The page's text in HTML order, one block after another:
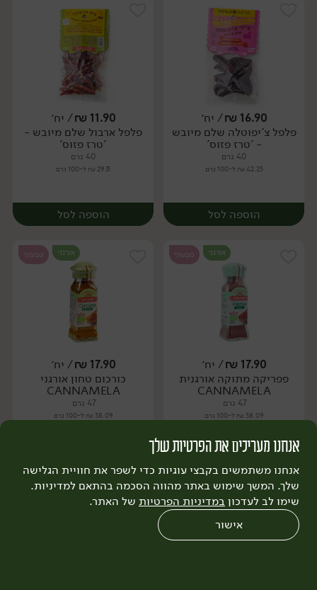
יח׳ יח׳
16.90
₪/ יח׳
פלפל צ'יפוטלה שלם מיובש
- 'טרז פזוס'
40 גרם
42.25 ₪ ל-100 גרם
הוספה לסל
יח׳
11.90
₪/ יח׳
פלפל ארבול שלם מיובש -
'טרז פזוס'
40 גרם
29.75 ₪ ל-100 גרם
הוספה לסל
יח׳
אורגני טבעוני
17.90
₪/ יח׳
פפריקה מתוקה אורגנית
CANNAMELA
47 גרם
38.09 ₪ ל-100 גרם
אורגני טבעוני
17.90
₪/ יח׳
כורכום טחון אורגני
CANNAMELA
47 גרם
38.09 ₪ ל-100 גרם
אורגני טבעוני
אנחנו מעריכים את הפרטיות שלך
אנחנו משתמשים בקבצי עוגיות כדי לשפר את חוויית הגלישה
שלך. המשך שימוש באתר מהווה הסכמה בהתאם למדיניות.
שימו לב לעדכון במדיניות הפרטיות של האתר.
אישור